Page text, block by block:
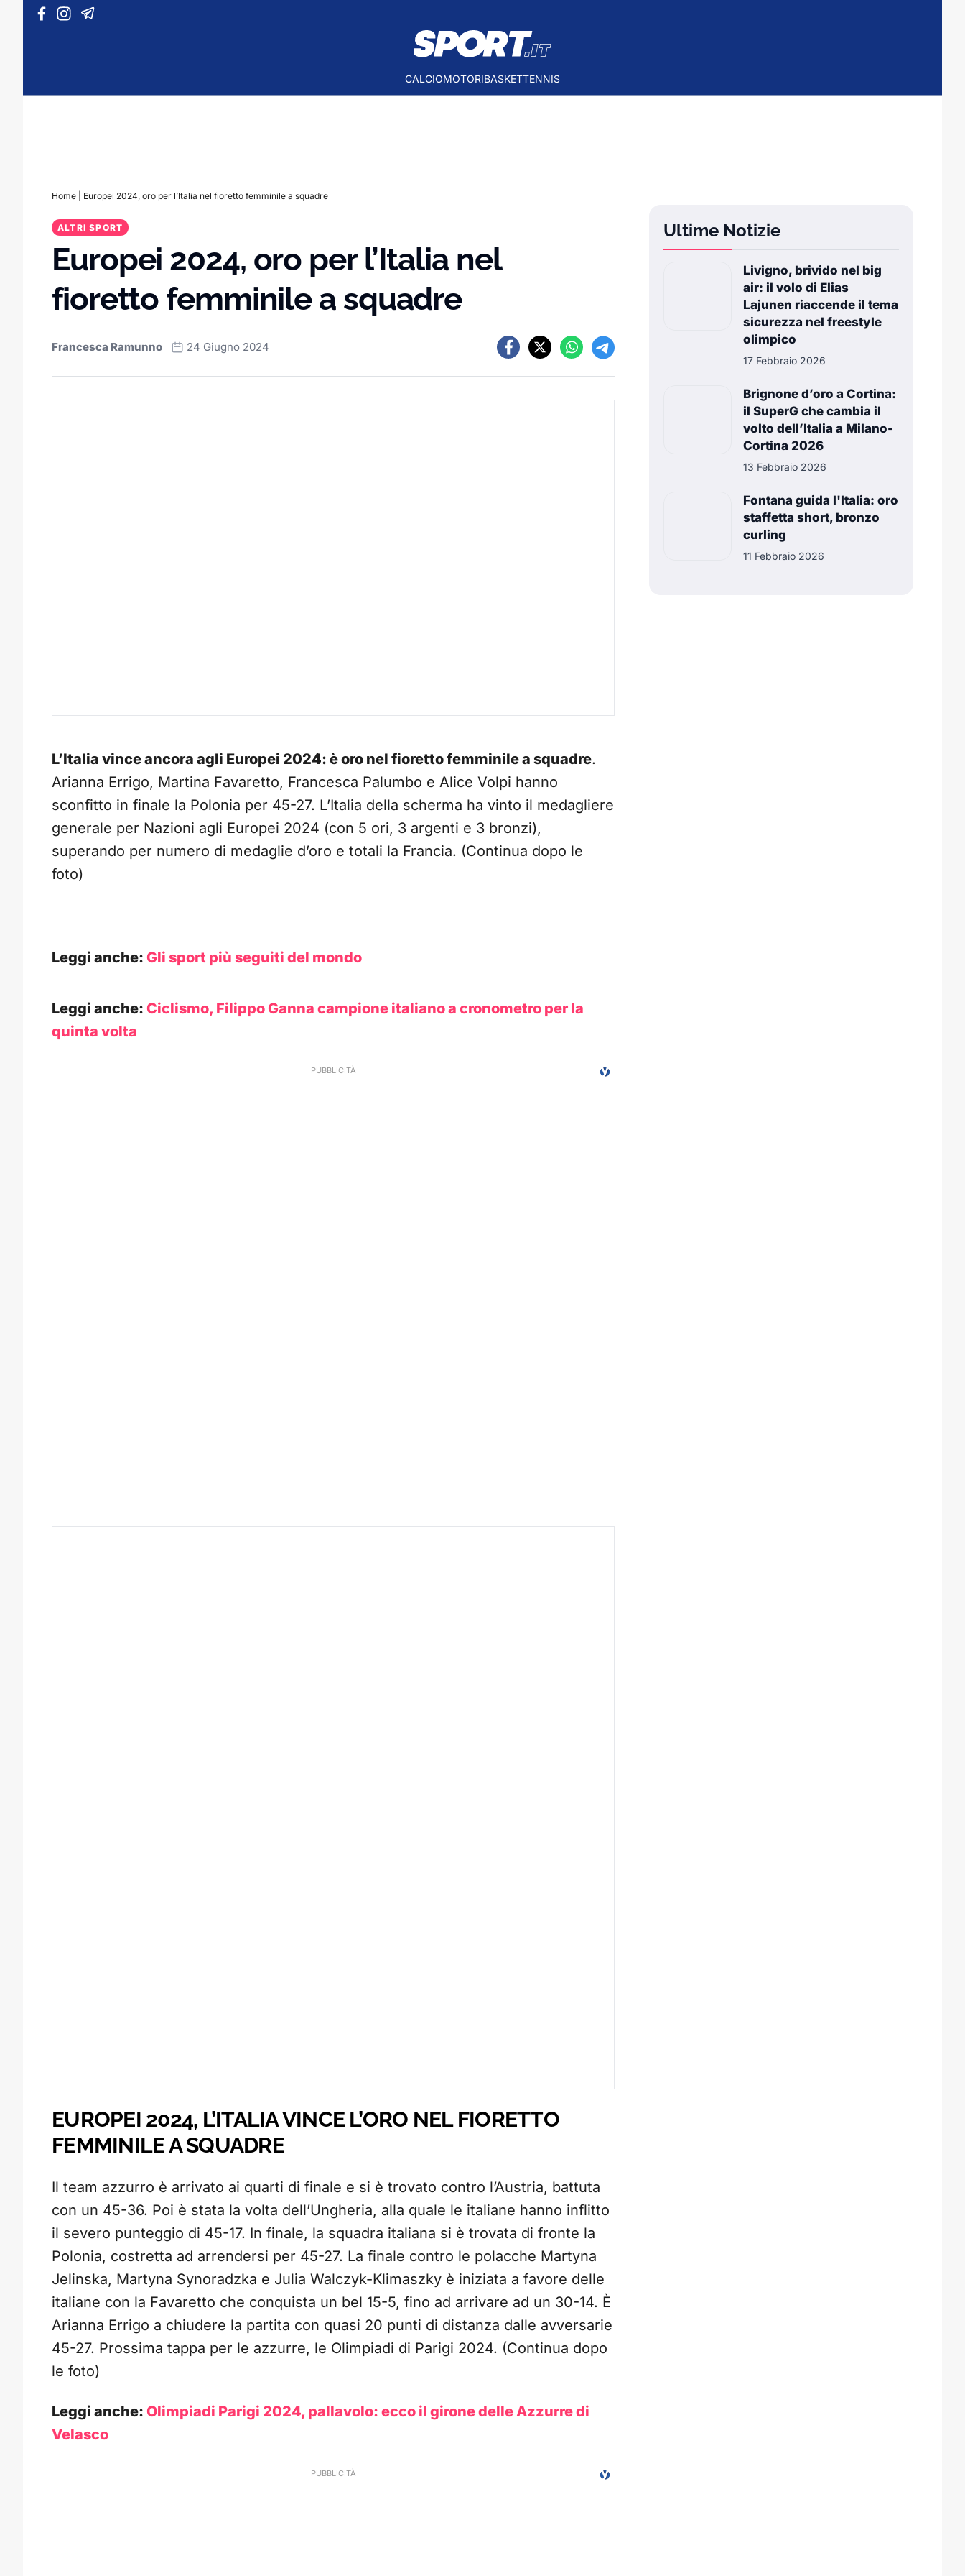
Vai al contenuto
CALCIOMOTORIBASKETTENNIS
Home Europei 2024, oro per l’Italia nel fioretto femminile a squadre
ALTRI SPORT
Europei 2024, oro per l’Italia nel
fioretto femminile a squadre
Francesca Ramunno 24 Giugno 2024
L’Italia vince ancora agli Europei 2024: è oro nel fioretto femminile a squadre.
Arianna Errigo, Martina Favaretto, Francesca Palumbo e Alice Volpi hanno
sconfitto in finale la Polonia per 45-27. L’Italia della scherma ha vinto il medagliere
generale per Nazioni agli Europei 2024 (con 5 ori, 3 argenti e 3 bronzi),
superando per numero di medaglie d’oro e totali la Francia. (Continua dopo le
foto)
Leggi anche: Gli sport più seguiti del mondo
Leggi anche: Ciclismo, Filippo Ganna campione italiano a cronometro per la
quinta volta
EUROPEI 2024, L’ITALIA VINCE L’ORO NEL FIORETTO
FEMMINILE A SQUADRE
Il team azzurro è arrivato ai quarti di finale e si è trovato contro l’Austria, battuta
con un 45-36. Poi è stata la volta dell’Ungheria, alla quale le italiane hanno inflitto
il severo punteggio di 45-17. In finale, la squadra italiana si è trovata di fronte la
Polonia, costretta ad arrendersi per 45-27. La finale contro le polacche Martyna
Jelinska, Martyna Synoradzka e Julia Walczyk-Klimaszky è iniziata a favore delle
italiane con la Favaretto che conquista un bel 15-5, fino ad arrivare ad un 30-14. È
Arianna Errigo a chiudere la partita con quasi 20 punti di distanza dalle avversarie
45-27. Prossima tappa per le azzurre, le Olimpiadi di Parigi 2024. (Continua dopo
le foto)
Leggi anche: Olimpiadi Parigi 2024, pallavolo: ecco il girone delle Azzurre di
Velasco
Ultime Notizie
Livigno, brivido nel big
air: il volo di Elias
Lajunen riaccende il tema
sicurezza nel freestyle
olimpico
17 Febbraio 2026
Brignone d’oro a Cortina:
il SuperG che cambia il
volto dell’Italia a Milano-
Cortina 2026
13 Febbraio 2026
Fontana guida l'Italia: oro
staffetta short, bronzo
curling
11 Febbraio 2026